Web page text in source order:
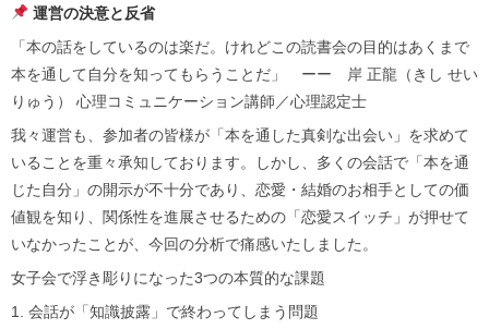
運営の決意と反省
「本の話をしているのは楽だ。けれどこの読書会の目的はあくまで
本を通して自分を知ってもらうことだ」 ーー 岸 正龍（きし せい
りゅう） 心理コミュニケーション講師／心理認定士
我々運営も、参加者の皆様が「本を通した真剣な出会い」を求めて
いることを重々承知しております。しかし、多くの会話で「本を通
じた自分」の開示が不十分であり、恋愛・結婚のお相手としての価
値観を知り、関係性を進展させるための「恋愛スイッチ」が押せて
いなかったことが、今回の分析で痛感いたしました。
女子会で浮き彫りになった3つの本質的な課題
1. 会話が「知識披露」で終わってしまう問題